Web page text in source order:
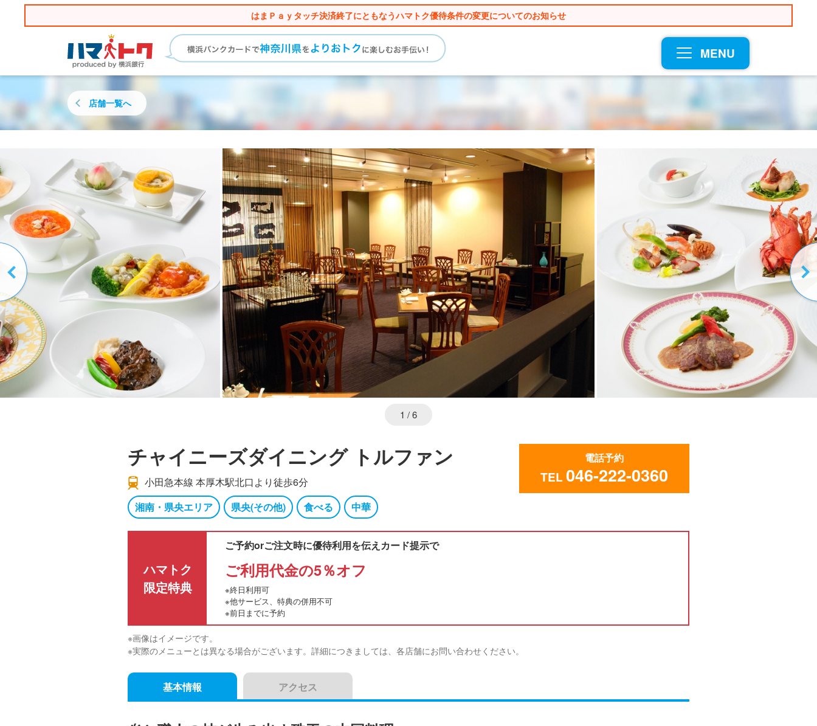
はまＰａｙタッチ決済終了にともなうハマトク優待条件の変更についてのお知らせ
MENU
店舗一覧へ
1 / 6
チャイニーズダイニング トルファン
小田急本線 本厚木駅北口より徒歩6分
湘南・県央エリア
県央(その他) 食べる 中華
電話予約
TEL 046-222-0360
ハマトク
限定特典
ご予約orご注文時に優待利用を伝えカード提示で
ご利用代金の5％オフ
※終日利用可
※他サービス、特典の併用不可
※前日までに予約
※画像はイメージです。
※実際のメニューとは異なる場合がございます。詳細につきましては、各店舗にお問い合わせください。
基本情報 アクセス